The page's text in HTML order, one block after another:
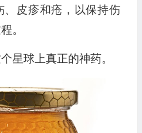
、皮疹和疮，以保持伤
。
星球上真正的神药。